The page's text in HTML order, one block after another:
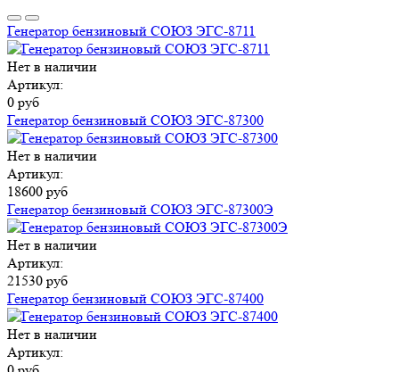
Генератор бензиновый СОЮЗ ЭГС-8711
Нет в наличии
Артикул:
0 руб
Генератор бензиновый СОЮЗ ЭГС-87300
Нет в наличии
Артикул:
18600 руб
Генератор бензиновый СОЮЗ ЭГС-87300Э
Нет в наличии
Артикул:
21530 руб
Генератор бензиновый СОЮЗ ЭГС-87400
Нет в наличии
Артикул: